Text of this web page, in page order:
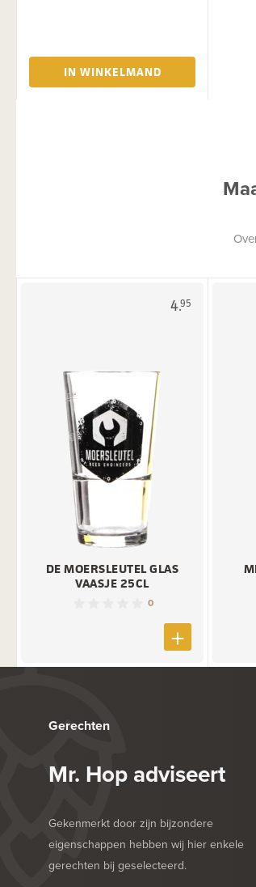
IN WINKELMAND
4.95
DE MOERSLEUTEL GLAS
VAASJE 25CL
0
Gerechten
Mr. Hop adviseert
Gekenmerkt door zijn bijzondere
eigenschappen hebben wij hier enkele
gerechten bij geselecteerd.